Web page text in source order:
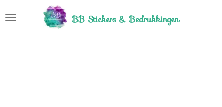
direct
BB Stickers & Bedrukkingen